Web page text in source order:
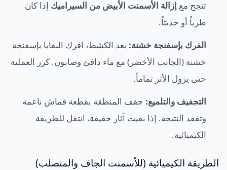
تنجح مع إزالة الأسمنت الأبيض من السيراميك إذا كان
طرياً أو حديثاً.
الفرك بإسفنجة خشنة: بعد الكشط، افرك البقايا بإسفنجة
خشنة (الجانب الأخضر) مع ماء دافئ وصابون. كرر العملية
حتى يزول الأثر تماماً.
التجفيف والتلميع: جفف المنطقة بقطعة قماش ناعمة
وتفقد النتيجة. إذا بقيت آثار خفيفة، انتقل للطريقة
الكيميائية.
الطريقة الكيميائية (للأسمنت الجاف والمتصلب)